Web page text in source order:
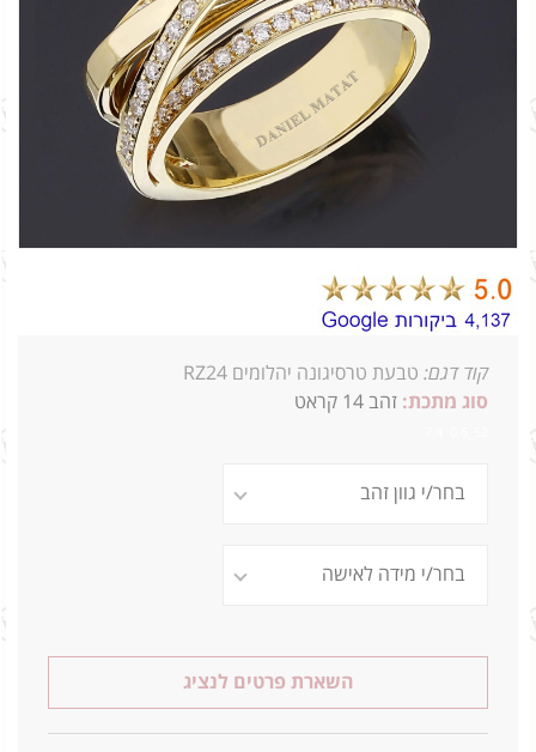
קוד דגם: טבעת טרסיגונה יהלומים RZ24
סוג מתכת: זהב 14 קראט
השארת פרטים לנציג